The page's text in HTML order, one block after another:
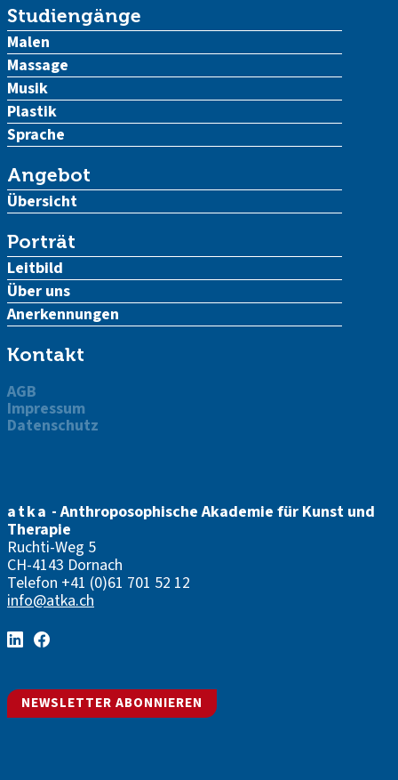
Studiengänge
Malen
Massage
Musik
Plastik
Sprache
Angebot
Übersicht
Porträt
Leitbild
Über uns
Anerkennungen
Kontakt
AGB
Impressum
Datenschutz
atka - Anthroposophische Akademie für Kunst und
Therapie
Ruchti-Weg 5
CH-4143 Dornach
Telefon +41 (0)61 701 52 12
info@atka.ch
NEWSLETTER ABONNIEREN